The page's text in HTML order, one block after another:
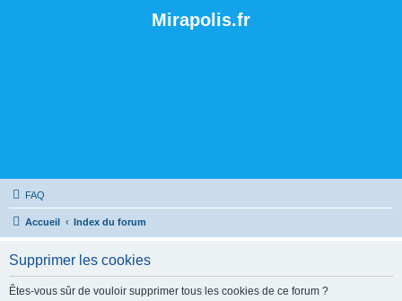
Mirapolis.fr
FAQ
Accueil Index du forum
Supprimer les cookies
Êtes-vous sûr de vouloir supprimer tous les cookies de ce forum ?